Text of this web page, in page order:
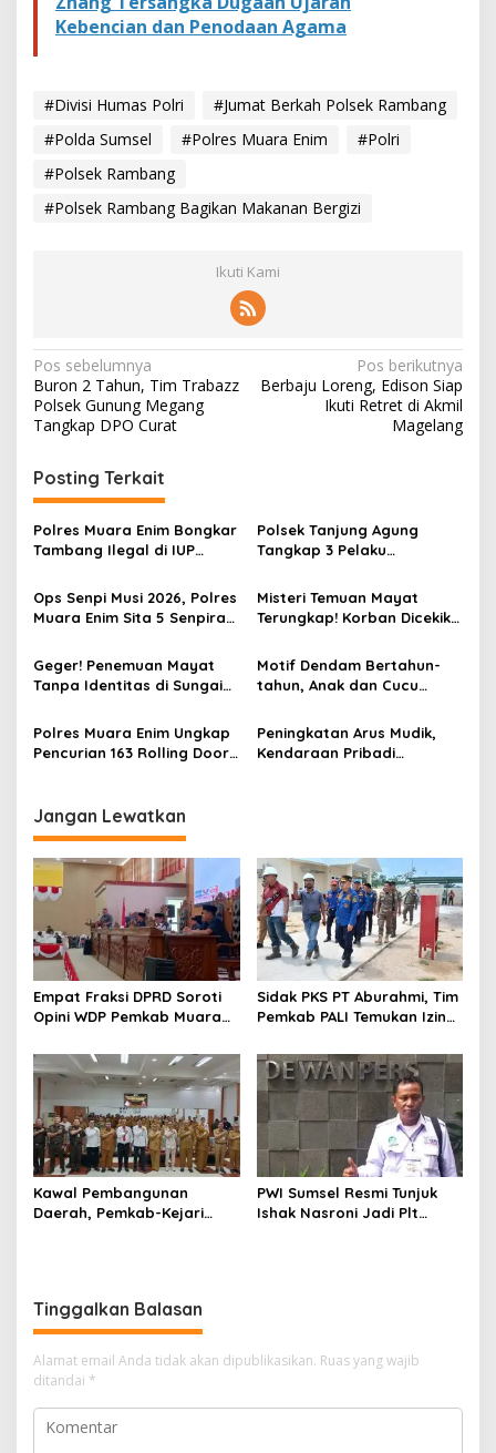
Kebencian dan Penodaan Agama
#Divisi Humas Polri
#Jumat Berkah Polsek Rambang
#Polda Sumsel
#Polres Muara Enim
#Polri
#Polsek Rambang
#Polsek Rambang Bagikan Makanan Bergizi
Ikuti Kami
N
a
v
i
g
a
s
i
p
s
Pos sebelumnya
Buron 2 Tahun, Tim Trabazz
Polsek Gunung Megang
Tangkap DPO Curat
Pos berikutnya
Berbaju Loreng, Edison Siap
Ikuti Retret di Akmil
Magelang
Posting Terkait
Polres Muara Enim Bongkar
Tambang Ilegal di IUP
Miliar
Polsek Tanjung Agung
Tangkap 3 Pelaku
Satu Masih DPO
Ops Senpi Musi 2026, Polres
Muara Enim Sita 5 Senpira
Tersangka
Misteri Temuan Mayat
Terungkap! Korban Dicekik
Tewas, Jasad Dibakar dan
Dibuang ke Sungai Enim
Geger! Penemuan Mayat
Tanpa Identitas di Sungai
Motif Dendam Bertahun-
tahun, Anak dan Cucu
Polres Muara Enim Ungkap
Pencurian 163 Rolling Door
Peningkatan Arus Mudik,
Kendaraan Pribadi
Jangan Lewatkan
Empat Fraksi DPRD Soroti
Opini WDP Pemkab Muara
Kelola Keuangan
Sidak PKS PT Aburahmi, Tim
Pemkab PALI Temukan Izin
Kawal Pembangunan
Daerah, Pemkab-Kejari
PWI Sumsel Resmi Tunjuk
Ishak Nasroni Jadi Plt
Tinggalkan Balasan
Alamat email Anda tidak akan dipublikasikan. Ruas yang wajib
ditandai *